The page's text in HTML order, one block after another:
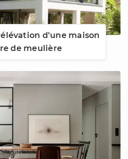
d'une maison
de meulière